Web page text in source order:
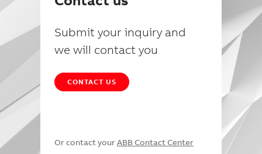
Submit your inquiry and
we will contact you
CONTACT US
Or contact your ABB Contact Center